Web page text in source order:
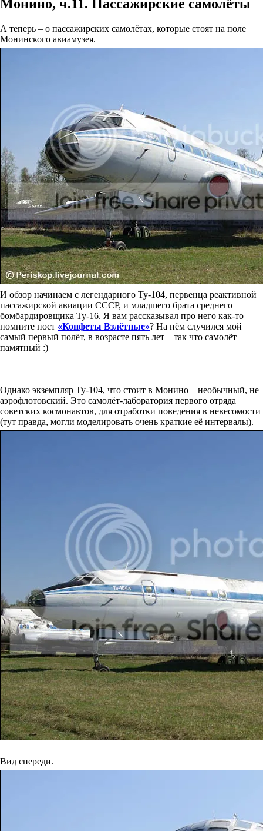
Монино, ч.11. Пассажирские самолёты
А теперь – о пассажирских самолётах, которые стоят на поле
Монинского авиамузея.
И обзор начинаем с легендарного Ту-104, первенца реактивной
пассажирской авиации СССР, и младшего брата среднего
бомбардировщика Ту-16. Я вам рассказывал про него как-то –
помните пост «Конфеты Взлётные»? На нём случился мой
самый первый полёт, в возрасте пять лет – так что самолёт
памятный :)
Однако экземпляр Ту-104, что стоит в Монино – необычный, не
аэрофлотовский. Это самолёт-лаборатория первого отряда
советских космонавтов, для отработки поведения в невесомости
(тут правда, могли моделировать очень краткие её интервалы).
Вид спереди.